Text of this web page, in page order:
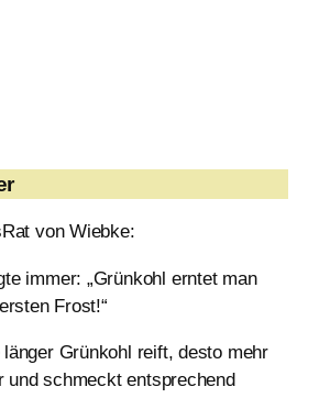
von Wiebke:
immer: „Grünkohl erntet man
Frost!“
Grünkohl reift, desto mehr
und schmeckt entsprechend